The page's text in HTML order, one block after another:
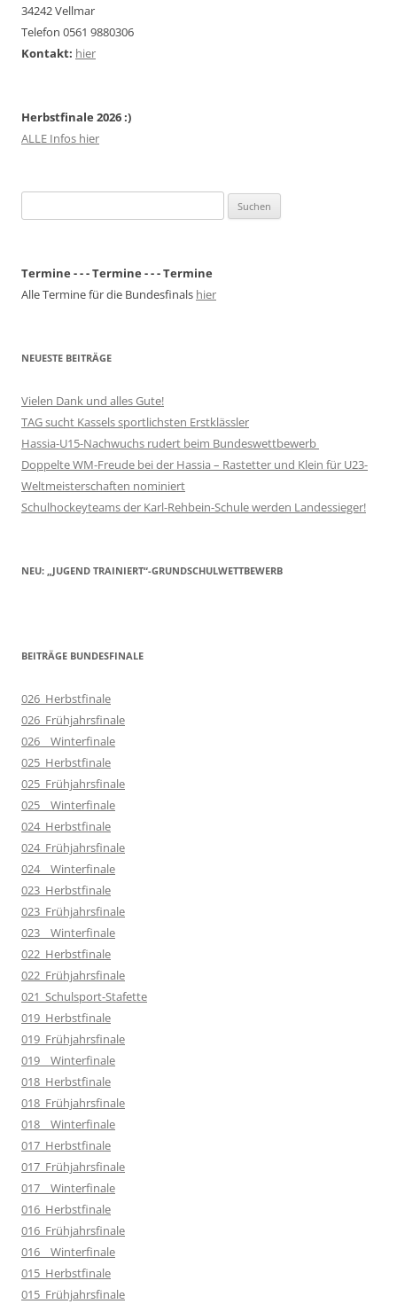
34242 Vellmar
Telefon 0561 9880306
Kontakt: hier
Herbstfinale 2026 :)
ALLE Infos hier
nach:
Termine - - - Termine - - - Termine
Alle Termine für die Bundesfinals hier
NEUESTE BEITRÄGE
Vielen Dank und alles Gute!
TAG sucht Kassels sportlichsten Erstklässler
Hassia-U15-Nachwuchs rudert beim Bundeswettbewerb
Doppelte WM-Freude bei der Hassia – Rastetter und Klein für U23-
Weltmeisterschaften nominiert
Schulhockeyteams der Karl-Rehbein-Schule werden Landessieger!
NEU: „JUGEND TRAINIERT“-GRUNDSCHULWETTBEWERB
BEITRÄGE BUNDESFINALE
026_Herbstfinale
026_Frühjahrsfinale
026__Winterfinale
025_Herbstfinale
025_Frühjahrsfinale
025__Winterfinale
024_Herbstfinale
024_Frühjahrsfinale
024__Winterfinale
023_Herbstfinale
023_Frühjahrsfinale
023__Winterfinale
022_Herbstfinale
022_Frühjahrsfinale
021_Schulsport-Stafette
019_Herbstfinale
019_Frühjahrsfinale
019__Winterfinale
018_Herbstfinale
018_Frühjahrsfinale
018__Winterfinale
017_Herbstfinale
017_Frühjahrsfinale
017__Winterfinale
016_Herbstfinale
016_Frühjahrsfinale
016__Winterfinale
015_Herbstfinale
015_Frühjahrsfinale